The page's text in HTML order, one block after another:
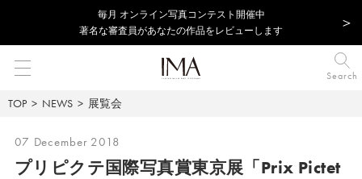
毎⽉ オンライン写真コンテスト開催中
著名な審査員があなたの作品をレビューします
Search
TOP NEWS 展覧会
07 December 2018
プリピクテ国際写真賞東京展 「Prix Pictet